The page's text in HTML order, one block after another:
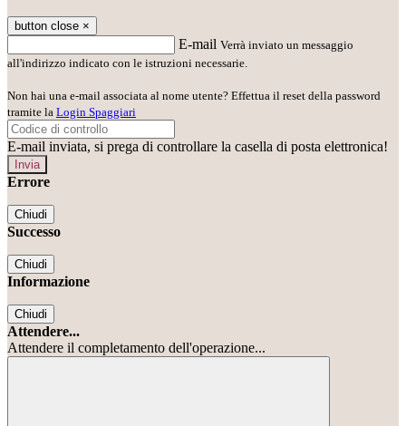
button close ×
E-mail Verrà inviato un messaggio
all'indirizzo indicato con le istruzioni necessarie.
Non hai una e-mail associata al nome utente? Effettua il reset della password
tramite la Login Spaggiari
E-mail inviata, si prega di controllare la casella di posta elettronica!
Errore
Chiudi
Successo
Chiudi
Informazione
Chiudi
Attendere...
Attendere il completamento dell'operazione...